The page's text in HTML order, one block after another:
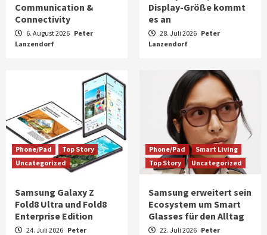
Communication &
Connectivity
6. August 2026 Peter
Lanzendorf
Display-Größe kommt
es an
28. Juli 2026 Peter
Lanzendorf
Phone/Pad
Top Story
Uncategorized
Samsung Galaxy Z
Fold8 Ultra und Fold8
Enterprise Edition
24. Juli 2026 Peter
Phone/Pad
Smart Living
Top Story
Uncategorized
Samsung erweitert sein
Ecosystem um Smart
Glasses für den Alltag
22. Juli 2026 Peter